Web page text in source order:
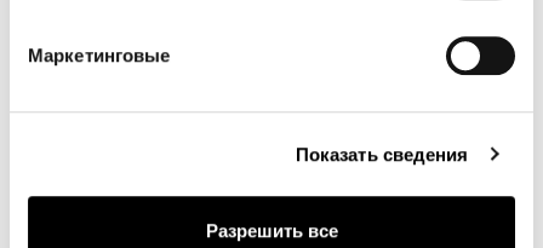
Маркетинговые
Показать сведения
Разрешить все
243 - Nuage